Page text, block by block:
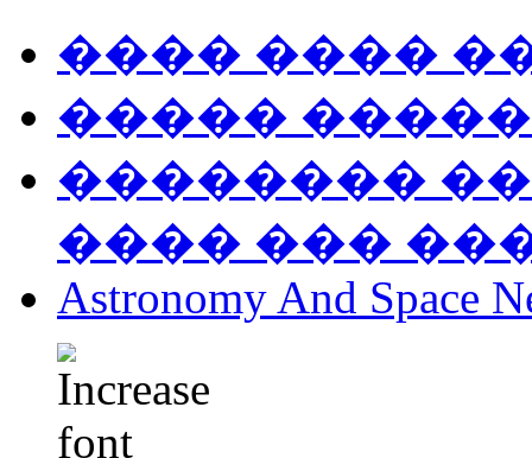
���� ����
�����
��������
���� ���
Astronomy And Space